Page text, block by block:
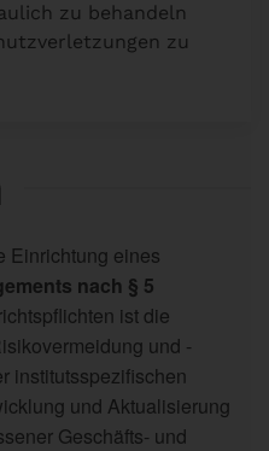
zu behandeln
zu
Einrichtung eines
nach § 5
ist die
und -
institutsspezifischen
und Aktualisierung
Geschäfts- und